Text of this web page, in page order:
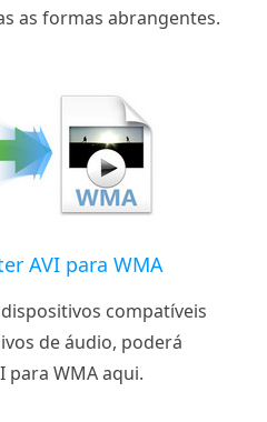
as formas abrangentes.
AVI para WMA
compatíveis
de áudio, poderá
para WMA aqui.